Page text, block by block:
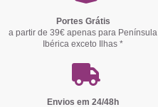
Portes Grátis
a partir de 39€ apenas para Península
Ibérica exceto Ilhas *
Envios em 24/48h